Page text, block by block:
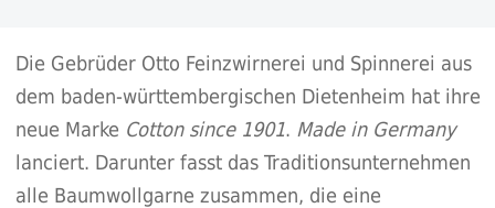
Die Gebrüder Otto Feinzwirnerei und Spinnerei aus
dem baden-württembergischen Dietenheim hat ihre
neue Marke Cotton since 1901. Made in Germany
lanciert. Darunter fasst das Traditionsunternehmen
alle Baumwollgarne zusammen, die eine